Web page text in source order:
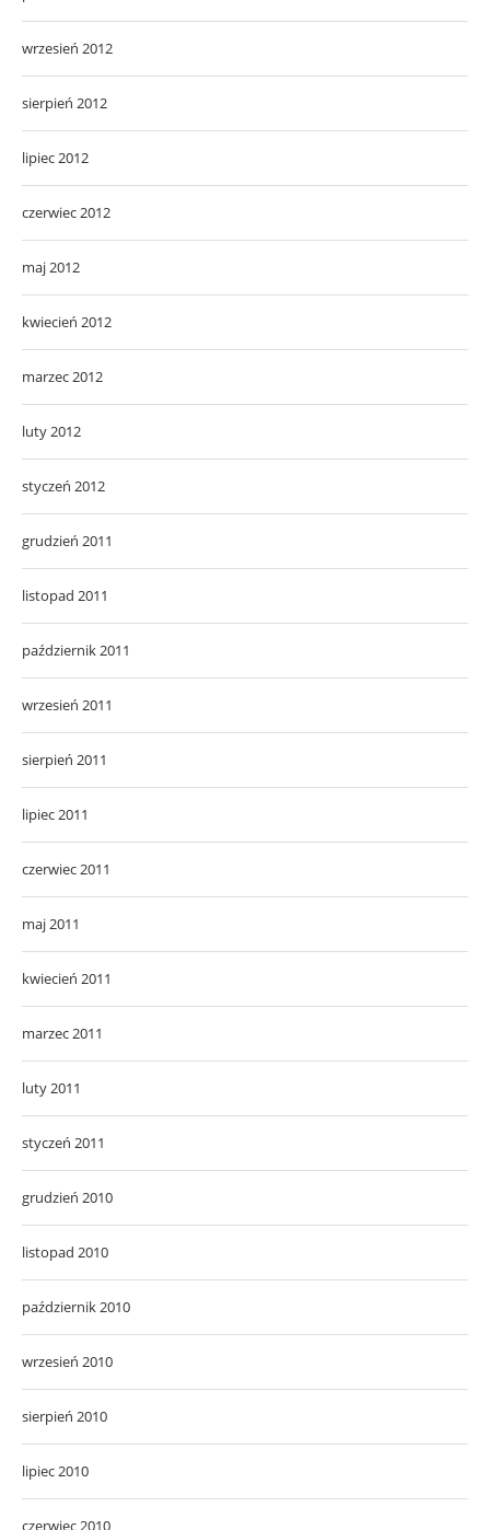
wrzesień 2012
sierpień 2012
lipiec 2012
czerwiec 2012
maj 2012
kwiecień 2012
marzec 2012
luty 2012
styczeń 2012
grudzień 2011
listopad 2011
październik 2011
wrzesień 2011
sierpień 2011
lipiec 2011
czerwiec 2011
maj 2011
kwiecień 2011
marzec 2011
luty 2011
styczeń 2011
grudzień 2010
listopad 2010
październik 2010
wrzesień 2010
sierpień 2010
lipiec 2010
czerwiec 2010